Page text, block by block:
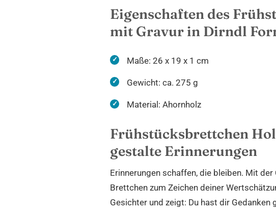
Eigenschaften des
mit Gravur in Dirndl
Maße: 26 x 19 x 1 cm
Gewicht: ca. 275 g
Material: Ahornholz
Frühstücksbrettchen
gestalte Erinnerungen
Erinnerungen schaffen, die bleiben. Mit
Brettchen zum Zeichen deiner
Gesichter und zeigt: Du hast dir